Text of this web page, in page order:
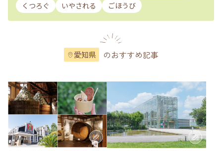
くつろぐ
いやされる ごほうび
愛知県 のおすすめ記事